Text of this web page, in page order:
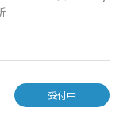
受付中